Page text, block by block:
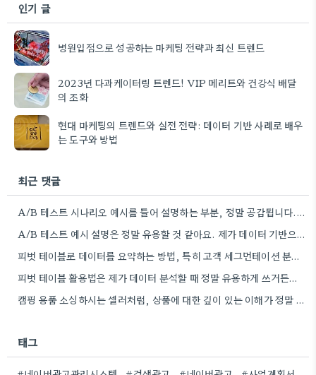
인기 글
병원입점으로 성공하는 마케팅 전략과 최신 트렌드
2023년 다과케이터링 트렌드! VIP 메리트와 건강식 배달
의 조화
현대 마케팅의 트렌드와 실전 전략: 데이터 기반 사례로 배우
는 도구와 방법
최근 댓글
A/B 테스트 시나리오 예시를 들어 설명하는 부분, 정말 공감됩니다. 제가 엑셀 활용 강의를 찾아볼 때도…
A/B 테스트 예시 설명은 정말 유용할 것 같아요. 제가 데이터 기반으로 캠페인 전략을 짜는 게…
피벗 테이블로 데이터를 요약하는 방법, 특히 고객 세그먼테이션 분석할 때 꼼꼼히 익히는 게 중요하네요. 실제로…
피벗 테이블 활용법은 제가 데이터 분석할 때 정말 유용하게 쓰거든요. 특히 다양한 조건으로 데이터를 쪼개서…
캠핑 용품 소싱하시는 셀러처럼, 상품에 대한 깊이 있는 이해가 정말 중요하겠네요. 저는 캠핑 관련 영상…
태그